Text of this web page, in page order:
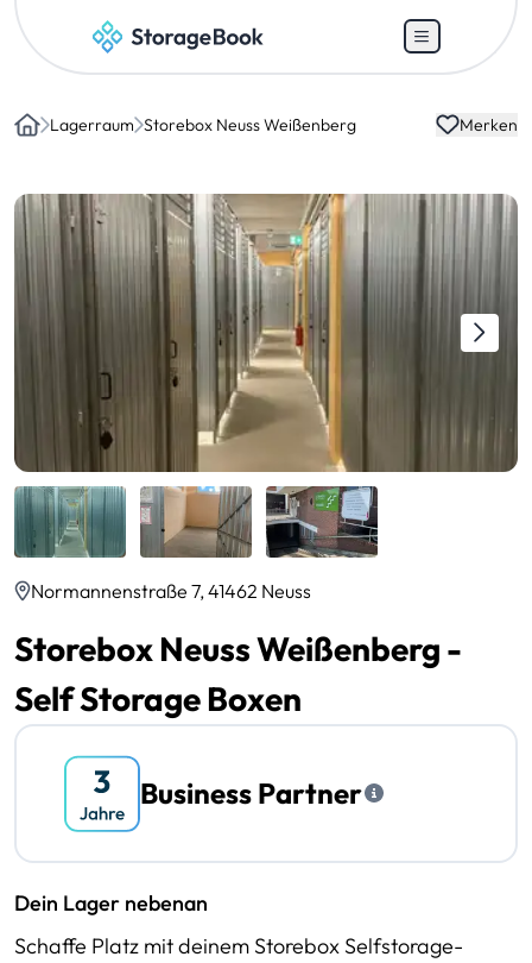
Lagerraum Storebox Neuss Weißenberg Merken
Normannenstraße 7, 41462 Neuss
Storebox Neuss Weißenberg -
Self Storage Boxen
Business Partner
Dein Lager nebenan
Schaffe Platz mit deinem Storebox Selfstorage-